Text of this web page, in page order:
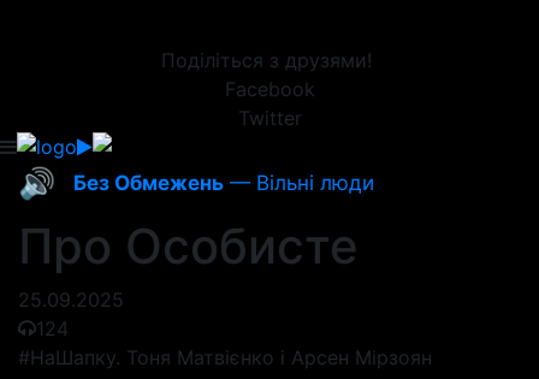
Поділіться з друзями!
Facebook
Twitter
🔊 Без Обмежень — Вільні люди
Про Особисте
25.09.2025
124
#НаШапку. Тоня Матвієнко і Арсен Мірзоян